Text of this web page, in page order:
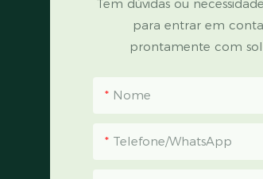
Tem dúvidas ou
para entrar em
prontamente com
Nome
Telefone/WhatsApp